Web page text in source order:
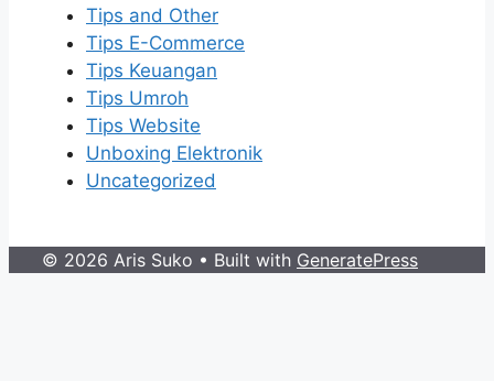
Tips and Other
Tips E-Commerce
Tips Keuangan
Tips Umroh
Tips Website
Unboxing Elektronik
Uncategorized
© 2026 Aris Suko • Built with GeneratePress